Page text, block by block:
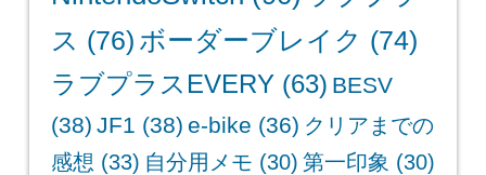
ス (76) ボーダーブレイク (74)
ラブプラスEVERY(63) BESV
(38) JF1 (38) e-bike (36) クリアまでの
感想 (33) 自分用メモ (30) 第一印象 (30)